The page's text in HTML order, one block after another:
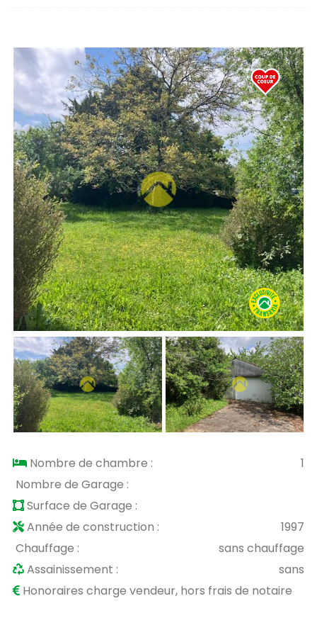
Nombre de chambre :
1
Nombre de Garage :
Surface de Garage :
Année de construction :
1997
Chauffage :
sans chauffage
Assainissement :
sans
Honoraires charge vendeur, hors frais de notaire